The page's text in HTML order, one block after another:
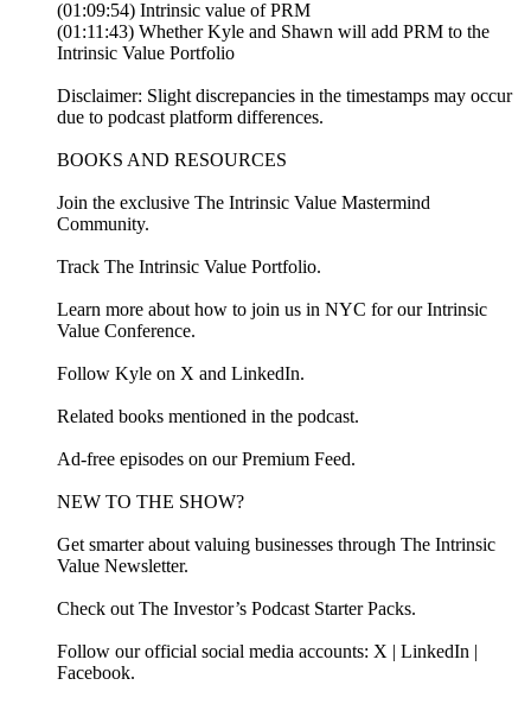
(01:09:54) Intrinsic value of PRM
(01:11:43) Whether Kyle and Shawn will add PRM to the
Intrinsic Value Portfolio
Disclaimer: Slight discrepancies in the timestamps may occur
due to podcast platform differences.
BOOKS AND RESOURCES
Join the exclusive ⁠⁠⁠⁠⁠⁠⁠⁠⁠⁠⁠⁠⁠⁠⁠⁠⁠⁠⁠⁠⁠⁠⁠⁠⁠⁠⁠⁠⁠⁠⁠⁠⁠⁠⁠⁠⁠⁠⁠⁠⁠⁠⁠⁠⁠⁠⁠⁠⁠⁠⁠⁠⁠⁠⁠⁠⁠⁠⁠⁠⁠⁠⁠⁠⁠⁠⁠⁠⁠⁠⁠⁠⁠⁠⁠⁠⁠⁠⁠⁠⁠⁠⁠⁠⁠⁠⁠⁠⁠⁠⁠⁠⁠⁠⁠⁠⁠⁠⁠⁠⁠⁠⁠⁠⁠⁠⁠⁠⁠⁠⁠⁠⁠⁠⁠⁠⁠⁠⁠⁠⁠⁠⁠⁠⁠⁠⁠⁠⁠⁠⁠⁠⁠⁠⁠⁠⁠⁠⁠⁠⁠⁠⁠⁠⁠⁠⁠⁠⁠⁠⁠⁠⁠⁠⁠⁠⁠⁠⁠⁠⁠⁠⁠⁠⁠⁠⁠⁠⁠⁠⁠⁠⁠⁠⁠⁠The Intrinsic Value Mastermind
Community⁠⁠⁠⁠⁠⁠⁠⁠⁠⁠⁠⁠⁠⁠⁠⁠⁠⁠⁠⁠⁠⁠⁠⁠⁠⁠⁠⁠⁠⁠⁠⁠⁠⁠⁠⁠⁠⁠⁠⁠⁠⁠⁠⁠⁠⁠⁠⁠⁠⁠⁠⁠⁠⁠⁠⁠⁠⁠⁠⁠⁠⁠⁠⁠⁠⁠⁠⁠⁠⁠⁠⁠⁠⁠⁠⁠⁠⁠⁠⁠⁠⁠⁠⁠.
Track ⁠⁠⁠⁠⁠⁠⁠⁠⁠⁠⁠⁠The Intrinsic Value Portfolio⁠⁠⁠⁠⁠⁠⁠⁠⁠⁠⁠⁠.
Learn more about how to join us in NYC for our ⁠⁠⁠⁠⁠Intrinsic
Value Conference⁠⁠⁠⁠⁠.
Follow Kyle on ⁠⁠X⁠⁠ and ⁠⁠LinkedIn⁠⁠.
Related ⁠⁠⁠⁠⁠⁠⁠⁠⁠⁠⁠⁠⁠⁠⁠⁠⁠⁠⁠⁠⁠⁠⁠⁠⁠⁠⁠⁠⁠⁠⁠⁠⁠⁠⁠⁠⁠⁠⁠⁠⁠⁠⁠⁠⁠⁠⁠⁠⁠⁠⁠books⁠⁠⁠⁠⁠⁠⁠⁠⁠⁠⁠⁠⁠⁠⁠⁠⁠⁠⁠⁠⁠⁠⁠⁠⁠⁠⁠⁠⁠⁠⁠⁠⁠⁠⁠⁠⁠⁠⁠⁠⁠⁠⁠⁠⁠⁠⁠⁠⁠⁠⁠ mentioned in the podcast.
Ad-free episodes on our ⁠⁠⁠⁠⁠⁠⁠⁠⁠⁠⁠⁠⁠⁠⁠⁠⁠⁠⁠⁠⁠⁠⁠⁠⁠⁠⁠⁠⁠⁠⁠⁠⁠⁠⁠⁠⁠⁠⁠⁠⁠⁠⁠⁠⁠⁠⁠⁠⁠⁠⁠⁠⁠⁠⁠⁠⁠⁠⁠⁠⁠Premium Feed⁠⁠⁠⁠⁠⁠⁠⁠⁠⁠⁠⁠⁠⁠⁠⁠⁠⁠⁠⁠⁠⁠⁠⁠⁠⁠⁠⁠⁠⁠⁠⁠⁠⁠⁠⁠⁠⁠⁠⁠⁠⁠⁠⁠⁠⁠⁠⁠⁠⁠⁠⁠⁠⁠⁠⁠⁠⁠⁠⁠⁠⁠⁠⁠⁠⁠⁠⁠.
NEW TO THE SHOW?
Get smarter about valuing businesses through ⁠⁠⁠⁠⁠⁠⁠⁠⁠⁠⁠⁠⁠⁠⁠⁠⁠⁠⁠⁠⁠⁠⁠⁠⁠⁠⁠⁠⁠⁠⁠⁠⁠⁠⁠⁠⁠⁠⁠⁠⁠⁠⁠⁠⁠⁠⁠⁠⁠⁠⁠⁠⁠⁠⁠⁠⁠⁠⁠⁠⁠⁠⁠⁠⁠⁠⁠⁠⁠⁠⁠⁠⁠⁠⁠⁠⁠⁠⁠⁠⁠⁠⁠⁠⁠The Intrinsic
Value Newsletter⁠⁠⁠⁠⁠⁠⁠⁠⁠⁠⁠⁠⁠⁠⁠⁠⁠⁠⁠⁠⁠⁠⁠⁠⁠⁠⁠⁠⁠⁠⁠⁠⁠⁠⁠⁠⁠⁠⁠⁠⁠⁠⁠⁠⁠⁠⁠⁠⁠⁠⁠⁠⁠⁠⁠⁠⁠⁠⁠⁠⁠⁠⁠⁠⁠⁠⁠⁠⁠⁠⁠⁠⁠⁠⁠⁠⁠⁠⁠⁠⁠⁠⁠⁠⁠.
Check out ⁠⁠⁠⁠⁠⁠⁠⁠⁠⁠⁠⁠⁠⁠⁠⁠⁠⁠The Investor’s Podcast Starter Packs⁠⁠⁠⁠⁠⁠⁠⁠⁠⁠⁠⁠⁠⁠⁠⁠⁠⁠.
Follow our official social media accounts: ⁠⁠⁠⁠⁠⁠⁠⁠⁠⁠⁠⁠⁠⁠⁠⁠⁠⁠⁠⁠⁠⁠⁠⁠⁠⁠⁠⁠⁠⁠⁠⁠⁠⁠⁠⁠⁠⁠⁠⁠⁠⁠⁠⁠⁠⁠⁠⁠⁠⁠⁠⁠⁠⁠⁠⁠⁠⁠⁠⁠⁠⁠⁠⁠⁠⁠⁠⁠⁠⁠⁠⁠⁠⁠⁠⁠⁠⁠⁠⁠⁠⁠⁠⁠⁠X⁠⁠⁠⁠⁠⁠⁠⁠⁠⁠⁠⁠⁠⁠⁠⁠⁠⁠⁠⁠⁠⁠⁠⁠⁠⁠⁠⁠⁠⁠⁠⁠⁠⁠⁠⁠⁠⁠⁠⁠⁠⁠⁠⁠⁠⁠⁠⁠⁠⁠⁠⁠⁠⁠⁠⁠⁠⁠⁠⁠⁠⁠⁠⁠⁠⁠⁠⁠⁠⁠⁠⁠⁠⁠⁠⁠⁠⁠⁠⁠⁠⁠⁠⁠⁠ | ⁠⁠⁠⁠⁠⁠⁠⁠⁠⁠⁠⁠⁠⁠⁠⁠⁠⁠⁠⁠⁠⁠⁠⁠⁠⁠⁠⁠⁠⁠⁠⁠⁠⁠⁠⁠⁠⁠⁠⁠⁠⁠⁠⁠⁠⁠⁠⁠⁠⁠⁠⁠⁠⁠⁠⁠⁠⁠⁠⁠⁠⁠⁠⁠⁠⁠⁠⁠⁠⁠⁠⁠⁠⁠⁠⁠⁠⁠⁠⁠⁠⁠⁠⁠⁠LinkedIn⁠⁠⁠⁠⁠⁠⁠⁠⁠⁠⁠⁠⁠⁠⁠⁠⁠⁠⁠⁠⁠⁠⁠⁠⁠⁠⁠⁠⁠⁠⁠⁠⁠⁠⁠⁠⁠⁠⁠⁠⁠⁠⁠⁠⁠⁠⁠⁠⁠⁠⁠⁠⁠⁠⁠⁠⁠⁠⁠⁠⁠⁠⁠⁠⁠⁠⁠⁠⁠⁠⁠⁠⁠⁠⁠⁠⁠⁠⁠⁠⁠⁠⁠⁠⁠ |
⁠⁠⁠⁠⁠⁠⁠⁠⁠⁠⁠⁠⁠⁠⁠⁠⁠⁠⁠⁠⁠⁠⁠⁠⁠⁠⁠⁠⁠⁠⁠⁠⁠⁠⁠⁠⁠⁠⁠⁠⁠⁠⁠⁠⁠⁠⁠⁠⁠⁠⁠⁠⁠⁠⁠⁠⁠⁠⁠⁠⁠⁠⁠⁠⁠⁠⁠⁠⁠⁠⁠⁠⁠⁠⁠⁠⁠⁠⁠⁠⁠⁠⁠⁠⁠Facebook⁠⁠⁠⁠⁠⁠⁠⁠⁠⁠⁠⁠⁠⁠⁠⁠⁠⁠⁠⁠⁠⁠⁠⁠⁠⁠⁠⁠⁠⁠⁠⁠⁠⁠⁠⁠⁠⁠⁠⁠⁠⁠⁠⁠⁠⁠⁠⁠⁠⁠⁠⁠⁠⁠⁠⁠⁠⁠⁠⁠⁠⁠⁠⁠⁠⁠⁠⁠⁠⁠⁠⁠⁠⁠⁠⁠⁠⁠⁠⁠⁠⁠⁠⁠⁠⁠⁠⁠⁠⁠⁠⁠⁠⁠⁠⁠⁠⁠⁠⁠⁠⁠⁠⁠⁠⁠⁠⁠⁠⁠⁠⁠⁠⁠⁠⁠⁠⁠⁠⁠⁠⁠⁠⁠⁠⁠⁠⁠⁠⁠⁠⁠⁠⁠⁠⁠⁠⁠⁠⁠⁠⁠⁠⁠⁠⁠⁠⁠⁠⁠⁠⁠⁠⁠⁠⁠⁠⁠⁠⁠⁠⁠⁠⁠⁠⁠⁠⁠⁠⁠⁠⁠⁠⁠⁠⁠⁠⁠⁠⁠⁠⁠⁠⁠⁠⁠⁠⁠⁠⁠⁠⁠⁠⁠⁠⁠⁠⁠⁠⁠⁠⁠.